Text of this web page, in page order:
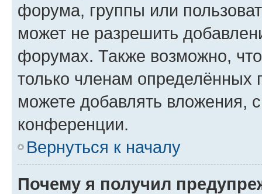
форума, группы или
может не разрешить
форумах. Также возможно,
только членам определённых
можете добавлять вложения,
конференции.
Вернуться к началу
Почему я получил